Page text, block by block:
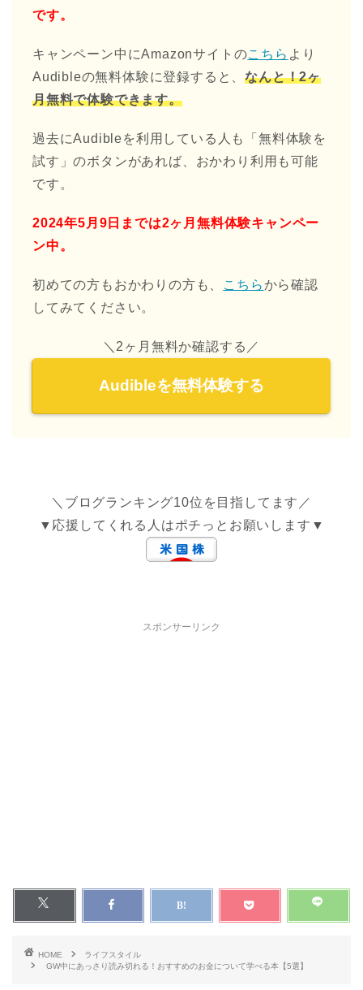
です。
キャンペーン中にAmazonサイトのこちら より
Audibleの無料体験に登録すると、なんと！2ヶ
月無料で体験できます。
過去にAudibleを利用している人も「無料体験を
試す」のボタンがあれば、おかわり利用も可能
です。
2024年5月9日までは2ヶ月無料体験キャンペー
ン中。
初めての方もおかわりの方も、 こちらから確認
してみてください。
＼2ヶ月無料か確認する／
Audibleを無料体験する
＼ブログランキング10位を目指してます／
▼応援してくれる人はポチっとお願いします▼
スポンサーリンク
HOME
ライフスタイル
GW中にあっさり読み切れる！おすすめのお金について学べる本【5選】